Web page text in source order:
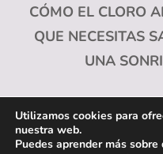
CÓMO EL CLORO
QUE NECESITAS
UNA
Utilizamos cookies para
nuestra web.
Puedes aprender más